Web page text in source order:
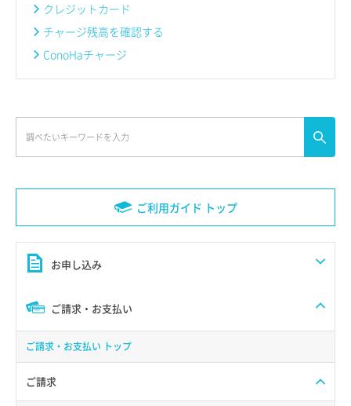
ご利用ガイド トップ
お申し込み
ご請求・お支払い
ご請求・お支払い トップ
ご請求
クレジットカード
チャージ残高を確認する
ConoHaチャージ